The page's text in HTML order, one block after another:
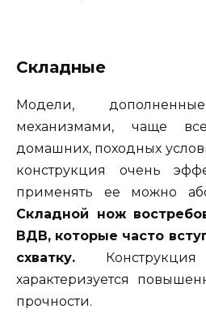
Складные
Модели,
механизмами, чаще
домашних, походных
конструкция очень
применять ее можно
Складной нож
ВДВ, которые часто
схватку.
характеризуется
прочности.